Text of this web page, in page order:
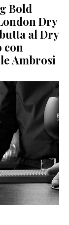
Bold
Dry
al Dry
con
Ambrosi